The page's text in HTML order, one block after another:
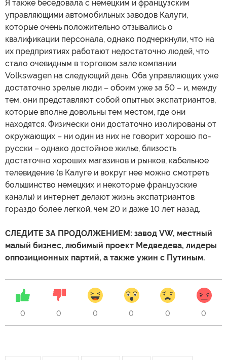
Я также беседовала с немецким и французским
управляющими автомобильных заводов Калуги,
которые очень положительно отзывались о
квалификации персонала, однако подчеркнули, что на
их предприятиях работают недостаточно людей, что
стало очевидным в торговом зале компании
Volkswagen на следующий день. Оба управляющих уже
достаточно зрелые люди – обоим уже за 50 – и, между
тем, они представляют собой опытных экспатриантов,
которые вполне довольны тем местом, где они
находятся. Физически они достаточно изолированы от
окружающих – ни один из них не говорит хорошо по-
русски – однако достойное жилье, близость
достаточно хороших магазинов и рынков, кабельное
телевидение (в Калуге и вокруг нее можно смотреть
большинство немецких и некоторые французские
каналы) и интернет делают жизнь экспатриантов
гораздо более легкой, чем 20 и даже 10 лет назад.
СЛЕДИТЕ ЗА ПРОДОЛЖЕНИЕМ: завод VW, местный
малый бизнес, любимый проект Медведева, лидеры
оппозиционных партий, а также ужин с Путиным.
0 0 0 0 0 0